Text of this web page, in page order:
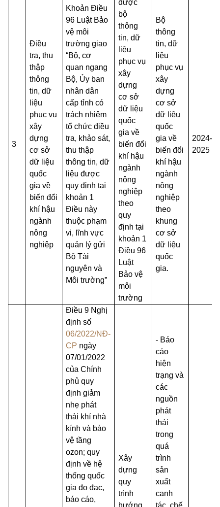
3
Điều
tra, thu
thập
thông
tin, dữ
liệu
phục vụ
xây
dựng
cơ sở
dữ liệu
quốc
gia về
biến đổi
khí hậu
ngành
nông
nghiệp
Khoản Điều
96 Luật Bảo
vệ môi
trường giao
“Bộ, cơ
quan ngang
Bộ, Ủy ban
nhân dân
cấp tỉnh có
trách nhiệm
tổ chức điều
tra, khảo sát,
thu thập
thông tin, dữ
liệu được
quy định tại
khoản 1
Điều này
thuộc phạm
vi, lĩnh vực
quản lý gửi
Bộ Tài
nguyên và
Môi trường”
được
bộ
thông
tin, dữ
liệu
phục vụ
xây
dựng
cơ sở
dữ liệu
quốc
gia về
biến đổi
khí hậu
ngành
nông
nghiệp
theo
quy
định tại
khoản 1
Điều 96
Luật
Bảo vệ
môi
trường
Bộ
thông
tin, dữ
liệu
phục vụ
xây
dựng
cơ sở
dữ liệu
quốc
gia về
biến đổi
khí hậu
ngành
nông
nghiệp
theo
khung
cơ sở
dữ liệu
quốc
gia.
2024-
2025
Điều 9 Nghị
định số
06/2022/NĐ-
CP ngày
07/01/2022
của Chính
phủ quy
định giảm
nhẹ phát
thải khí nhà
kính và bảo
vệ tầng
ozon; quy
định về hệ
thống quốc
gia đo đạc,
báo cáo,
Xây
dựng
quy
trình
hướng
- Báo
cáo
hiện
trạng và
các
nguồn
phát
thải
trong
quá
trình
sản
xuất
canh
tác, chế